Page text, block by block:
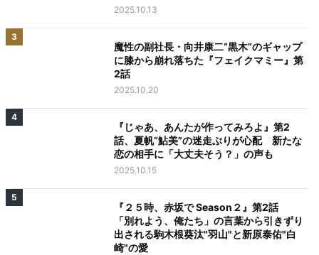
2025.10.13
3
魔性の副社長・向井康二“黒木”のギャップ
に膝から崩れ落ちた『フェイクマミー』第
2話
2025.10.20
4
『じゃあ、あんたが作ってみろよ』第2
話、夏帆“鮎美”の迷走ぶりが心配 新たな
恋の相手に「大丈夫そう？」の声も
2025.10.15
5
『２５時、赤坂で Season２』第2話
「別れよう、俺たち」の言葉から引きずり
出される駒木根葵汰"羽山"と新原泰佑"白
崎"の愛